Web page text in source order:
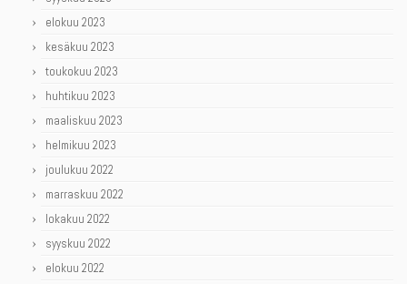
elokuu 2023
kesäkuu 2023
toukokuu 2023
huhtikuu 2023
maaliskuu 2023
helmikuu 2023
joulukuu 2022
marraskuu 2022
lokakuu 2022
syyskuu 2022
elokuu 2022